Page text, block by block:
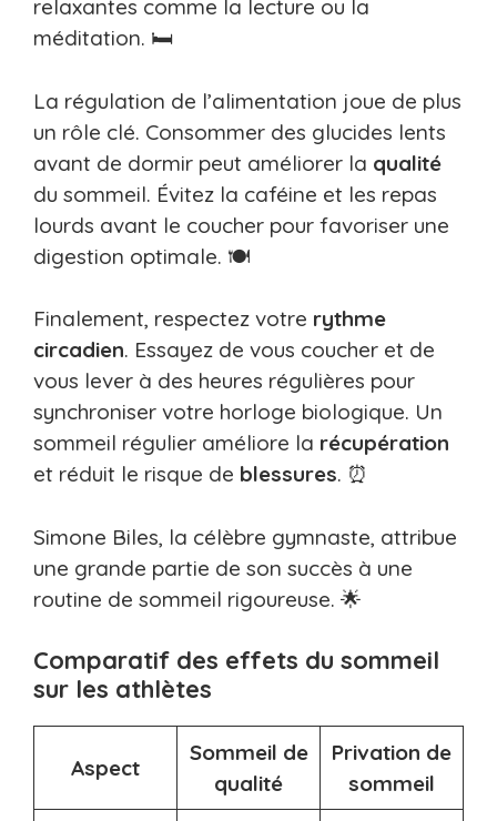
relaxantes comme la lecture ou la
méditation. 🛏️
La régulation de l’alimentation joue de plus
un rôle clé. Consommer des glucides lents
avant de dormir peut améliorer la qualité
du sommeil. Évitez la caféine et les repas
lourds avant le coucher pour favoriser une
digestion optimale. 🍽️
Finalement, respectez votre rythme
circadien. Essayez de vous coucher et de
vous lever à des heures régulières pour
synchroniser votre horloge biologique. Un
sommeil régulier améliore la récupération
et réduit le risque de blessures. ⏰
Simone Biles, la célèbre gymnaste, attribue
une grande partie de son succès à une
routine de sommeil rigoureuse. 🌟
Comparatif des effets du sommeil
sur les athlètes
Aspect
Sommeil de
qualité
Privation de
sommeil